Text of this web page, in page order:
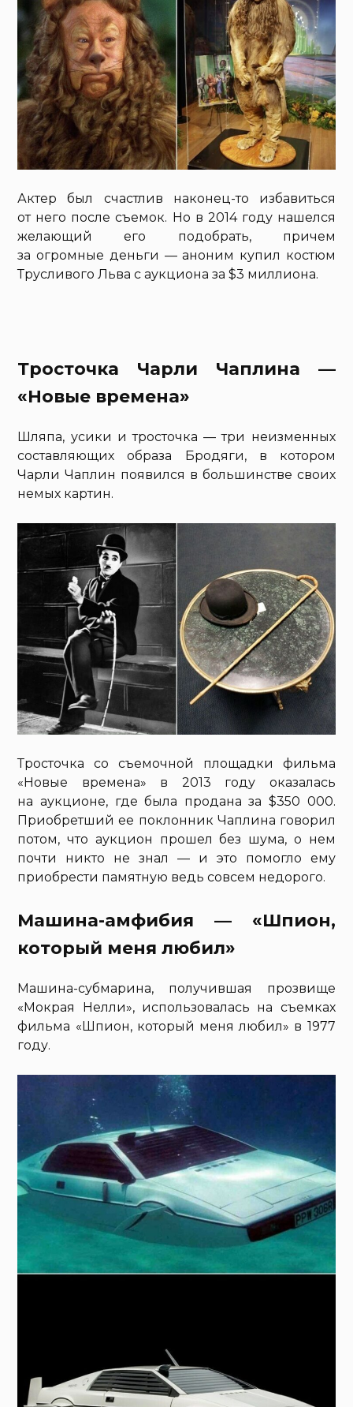
Актер был счастлив наконец-то избавиться
от него после съемок. Но в 2014 году нашелся
желающий его подобрать, причем
за огромные деньги — аноним купил костюм
Трусливого Льва с аукциона за $3 миллиона.
Тросточка Чарли Чаплина —
«Новые времена»
Шляпа, усики и тросточка — три неизменных
составляющих образа Бродяги, в котором
Чарли Чаплин появился в большинстве своих
немых картин.
Тросточка со съемочной площадки фильма
«Новые времена» в 2013 году оказалась
на аукционе, где была продана за $350 000.
Приобретший ее поклонник Чаплина говорил
потом, что аукцион прошел без шума, о нем
почти никто не знал — и это помогло ему
приобрести памятную ведь совсем недорого.
Машина-амфибия — «Шпион,
который меня любил»
Машина-субмарина, получившая прозвище
«Мокрая Нелли», использовалась на съемках
фильма «Шпион, который меня любил» в 1977
году.